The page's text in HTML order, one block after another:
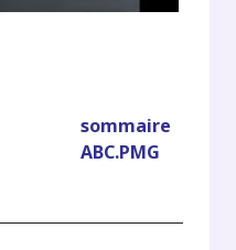
sommaire
ABC.PMG